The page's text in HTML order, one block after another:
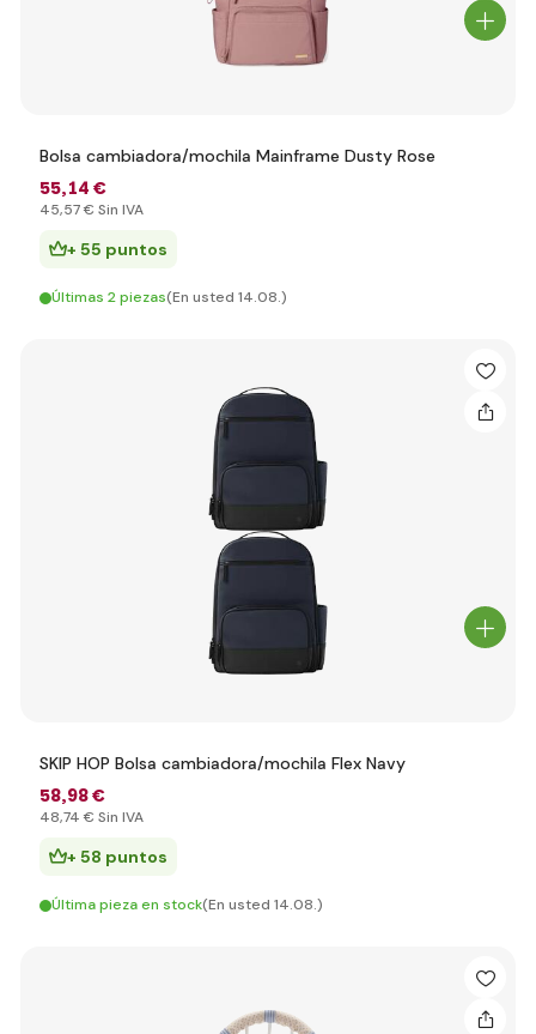
Bolsa cambiadora/mochila Mainframe Dusty Rose
55,14 €
45,57 € Sin IVA
+ 55 puntos
Últimas 2 piezas(En usted 14.08.)
SKIP HOP Bolsa cambiadora/mochila Flex Navy
58,98 €
48,74 € Sin IVA
+ 58 puntos
Última pieza en stock(En usted 14.08.)